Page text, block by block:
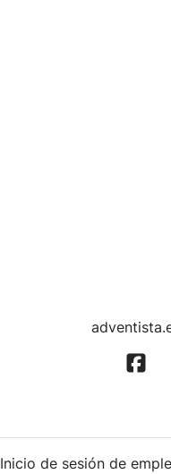
Inicio de sesión de